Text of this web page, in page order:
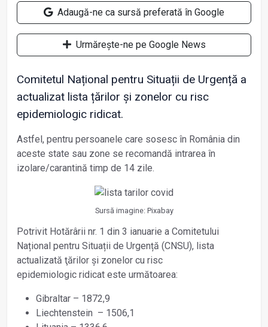
Adaugă-ne ca sursă preferată în Google
Urmărește-ne pe Google News
Comitetul Național pentru Situații de Urgență a
actualizat lista țărilor și zonelor cu risc
epidemiologic ridicat.
Astfel, pentru persoanele care sosesc în România din
aceste state sau zone se recomandă intrarea în
izolare/carantină timp de 14 zile.
Sursă imagine: Pixabay
Potrivit Hotărârii nr. 1 din 3 ianuarie a Comitetului
Național pentru Situații de Urgență (CNSU), lista
actualizată ţărilor şi zonelor cu risc
epidemiologic ridicat este următoarea:
Gibraltar – 1872,9
Liechtenstein – 1506,1